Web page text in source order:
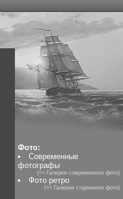
Фото:
Современные
фотографы
(<< Галерея современного фото)
Фото ретро
(<< Галереи старинного фото)